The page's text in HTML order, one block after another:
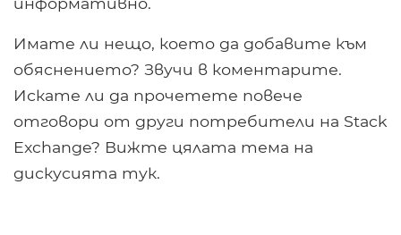
Имате ли нещо, което да добавите към
обяснението? Звучи в коментарите.
Искате ли да прочетете повече
отговори от други потребители на Stack
Exchange? Вижте цялата тема на
дискусията тук.